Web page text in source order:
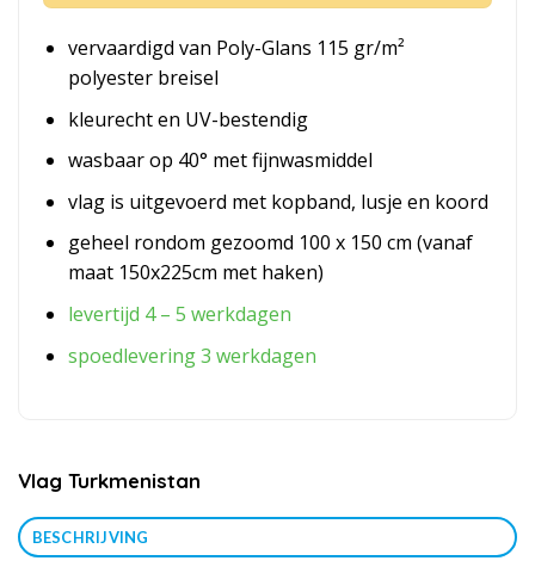
vervaardigd van Poly-Glans 115 gr/m²
polyester breisel
kleurecht en UV-bestendig
wasbaar op 40° met fijnwasmiddel
vlag is uitgevoerd met kopband, lusje en koord
geheel rondom gezoomd 100 x 150 cm (vanaf
maat 150x225cm met haken)
levertijd 4 – 5 werkdagen
spoedlevering 3 werkdagen
Vlag Turkmenistan
BESCHRIJVING